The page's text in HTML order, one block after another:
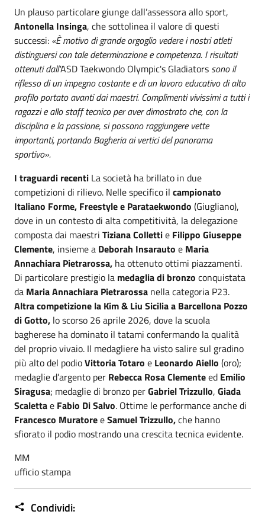
Un plauso particolare giunge dall’assessora allo sport,
Antonella Insinga, che sottolinea il valore di questi
successi: «È motivo di grande orgoglio vedere i nostri atleti
distinguersi con tale determinazione e competenza. I risultati
ottenuti dall'ASD Taekwondo Olympic's Gladiators sono il
riflesso di un impegno costante e di un lavoro educativo di alto
profilo portato avanti dai maestri. Complimenti vivissimi a tutti i
ragazzi e allo staff tecnico per aver dimostrato che, con la
disciplina e la passione, si possono raggiungere vette
importanti, portando Bagheria ai vertici del panorama
sportivo».
I traguardi recenti La società ha brillato in due
competizioni di rilievo. Nelle specifico il campionato
Italiano Forme, Freestyle e Parataekwondo (Giugliano),
dove in un contesto di alta competitività, la delegazione
composta dai maestri Tiziana Collettie Filippo Giuseppe
Clemente, insieme a Deborah Insarauto e Maria
Annachiara Pietrarossa, ha ottenuto ottimi piazzamenti.
Di particolare prestigio la medaglia di bronzo conquistata
da Maria Annachiara Pietrarossa nella categoria P23.
Altra competizione la Kim & Liu Sicilia a Barcellona Pozzo
di Gotto, lo scorso 26 aprile 2026, dove lascuola
bagherese ha dominato il tatami confermando la qualità
del proprio vivaio. Il medagliere ha visto salire sul gradino
più alto del podioVittoria Totaro e Leonardo Aiello (oro);
medaglie d’argento per Rebecca Rosa Clementeed Emilio
Siragusa; medaglie di bronzo perGabriel Trizzullo, Giada
Scalettae Fabio Di Salvo. Ottime le performance anche di
Francesco MuratoreeSamuel Trizzullo,che hanno
sfiorato il podio mostrando una crescita tecnica evidente.
MM
ufficio stampa
Condividi: